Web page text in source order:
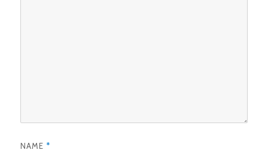
NAME *